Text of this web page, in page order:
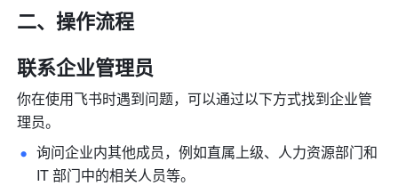
二、操作流程
联系企业管理员
你在使用飞书时遇到问题，可以通过以下方式找到企业管
理员。
询问企业内其他成员，例如直属上级、人力资源部门和
IT 部门中的相关人员等。